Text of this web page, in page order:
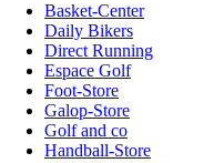
Basket-Center
Daily Bikers
Direct Running
Espace Golf
Foot-Store
Galop-Store
Golf and co
Handball-Store